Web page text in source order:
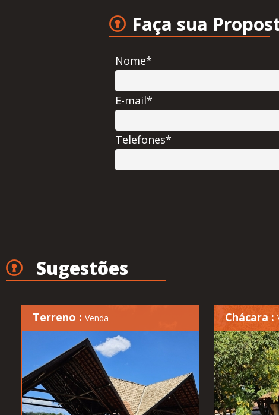
Faça sua
Nome*
E-mail*
Telefones*
Sugestões
Terreno : Venda Chácara :